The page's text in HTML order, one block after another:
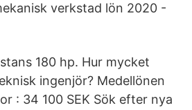
verkstad lön 2020 -
180 hp. Hur mycket
ingenjör? Medellönen
: 34 100 SEK Sök efter nya